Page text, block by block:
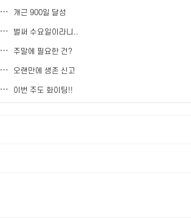
[
자유게시판] 개근 900일 달성
[
자유게시판] 벌써 수요일이라니..
[
자유게시판] 주말에 필요한 건?
[
자유게시판] 오랜만에 생존 신고
[
자유게시판] 이번 주도 화이팅!!